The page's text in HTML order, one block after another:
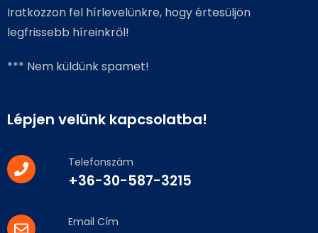
Iratkozzon fel hírlevelünkre, hogy értesüljön
legfrissebb híreinkről!
*** Nem küldünk spamet!
Lépjen velünk kapcsolatba!
Telefonszám
+36-30-587-3215
Email Cím